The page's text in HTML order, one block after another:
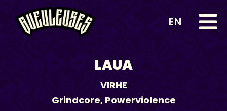
EN
LAUA
VIRHE
Grindcore, Powerviolence